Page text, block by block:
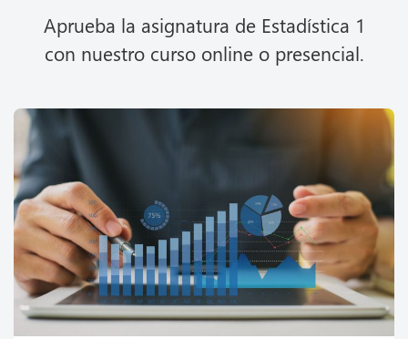
Aprueba la asignatura de Estadística 1
con nuestro curso online o presencial.